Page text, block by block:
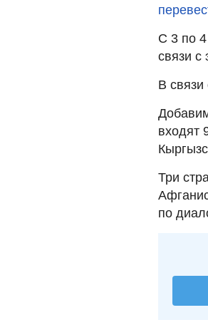
С 3 по
связи с
В
входят
Три
по